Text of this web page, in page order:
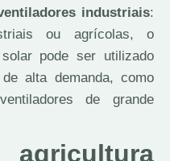
industriais:
ou agrícolas, o
pode ser utilizado
alta demanda, como
de grande